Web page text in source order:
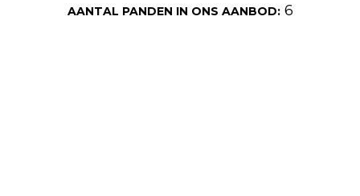
AANTAL PANDEN IN ONS AANBOD:6